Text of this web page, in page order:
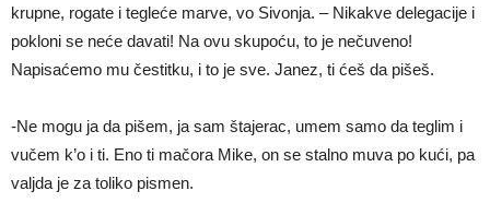
krupne, rogate i tegleće marve, vo Sivonja. – Nikakve delegacije i
pokloni se neće davati! Na ovu skupoću, to je nečuveno!
Napisaćemo mu čestitku, i to je sve. Janez, ti ćeš da pišeš.
-Ne mogu ja da pišem, ja sam štajerac, umem samo da teglim i
vučem k’o i ti. Eno ti mačora Mike, on se stalno muva po kući, pa
valjda je za toliko pismen.